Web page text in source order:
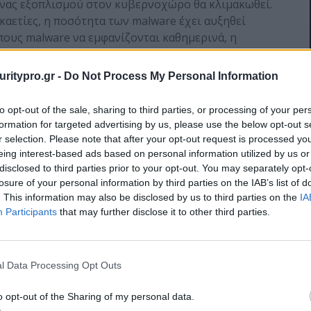
- Do Not Process My Personal Information
opt-out of the sale, sharing to third parties, or processing of your
for targeted advertising by us, please use the below opt-out
selection. Please note that after your opt-out request is processed
interest-based ads based on personal information utilized by us
to third parties prior to your opt-out. You may separately
of your personal information by third parties on the IAB’s list of
This information may also be disclosed by us to third parties on the
Participants that may further disclose it to other third parties.
Data Processing Opt Outs
opt-out of the Sharing of my personal data.
εξοπλισμού στον κυβερνοχώρο θα κλιμακωθεί.
η ποσότητα των malware έχει αυξηθεί
malware να εμφανίζονται καθημερινά, η
Παρά την καλύτερη προετοιμασία των δυνάμεων
μορφής εγκληματικότητας, το έργο τους
απουσίας συνόρων στο διαδίκτυο. Μια
της δικαιοδοσίας της, ενώ ένας κυβερνο-
από τη χώρα Α, να κλέψει δεδομένα από τους
δεδομένα σε ένα διακομιστή που βρίσκεται στη
Δ. Αυτό μπορεί να γίνει μόνο με μερικά κλικ,
σε διάφορες χώρες θα μπορούσε να
εξακολουθούν να ζουν τη δική τους
Flashback, που συνέβη το 2012, έχουν
σε επιθέσεις malware, αλλά ότι υπάρχουν και
χιλιάδες χρήστες. Παρά το γεγονός ότι ο
να είναι σχετικά χαμηλός σε σύγκριση με
να αυξάνεται. Ένας αυξανόμενος αριθμός
ασφαλείας και στην έλλειψη